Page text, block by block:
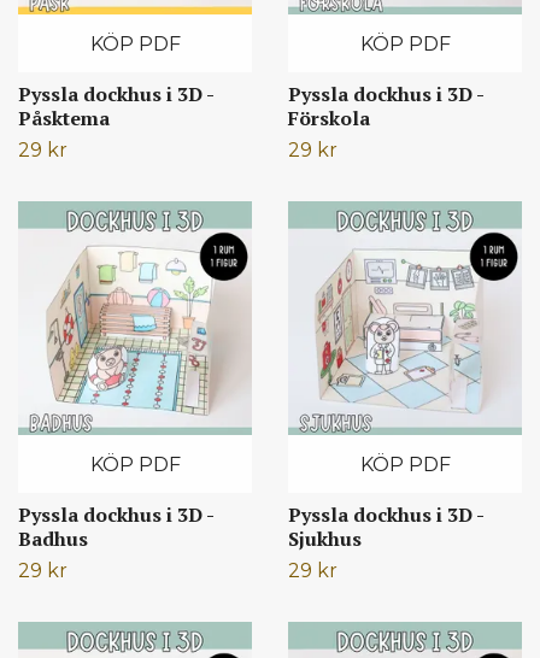
KÖP PDF
Pyssla dockhus i 3D -
Påsktema
29 kr
KÖP PDF
Pyssla dockhus i 3D -
Förskola
29 kr
KÖP PDF
Pyssla dockhus i 3D -
Badhus
29 kr
KÖP PDF
Pyssla dockhus i 3D -
Sjukhus
29 kr